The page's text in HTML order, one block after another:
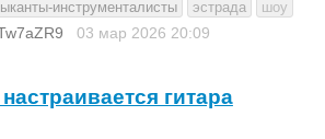
инструменталисты эстрада шоу
03 мар 2026 20:09
гитара